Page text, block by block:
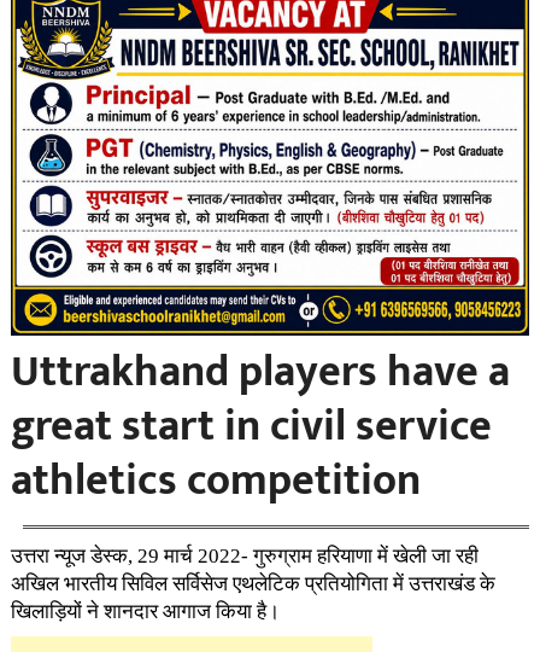
Uttrakhand players have a
great start in civil service
athletics competition
उत्तरा न्यूज डेस्क, 29 मार्च 2022- गुरुग्राम हरियाणा में खेली जा रही
अखिल भारतीय सिविल सर्विसेज एथलेटिक प्रतियोगिता में उत्तराखंड के
खिलाड़ियों ने शानदार आगाज किया है।